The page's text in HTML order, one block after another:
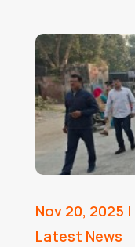
Nov 20, 2025 |
Latest News